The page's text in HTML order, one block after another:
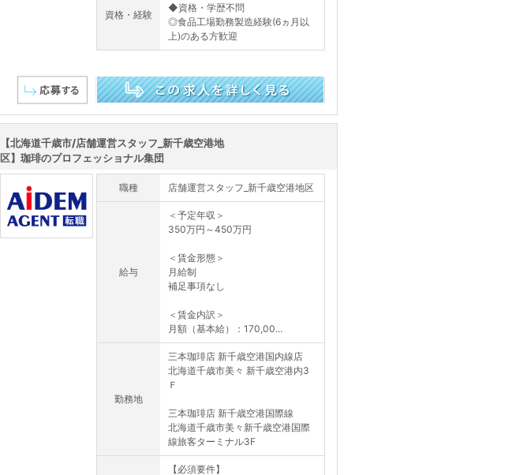
資格・経験
◆資格・学歴不問
◎食品工場勤務製造経験(6ヵ月以
上)のある方歓迎
【北海道千歳市/店舗運営スタッフ_新千歳空港地
区】珈琲のプロフェッショナル集団
職種 店舗運営スタッフ_新千歳空港地区
給与
＜予定年収＞
350万円～450万円
＜賃金形態＞
月給制
補足事項なし
＜賃金内訳＞
月額（基本給）：170,00...
勤務地
三本珈琲店 新千歳空港国内線店
北海道千歳市美々 新千歳空港内3
Ｆ
三本珈琲店 新千歳空港国際線
北海道千歳市美々新千歳空港国際
線旅客ターミナル3F
【必須要件】